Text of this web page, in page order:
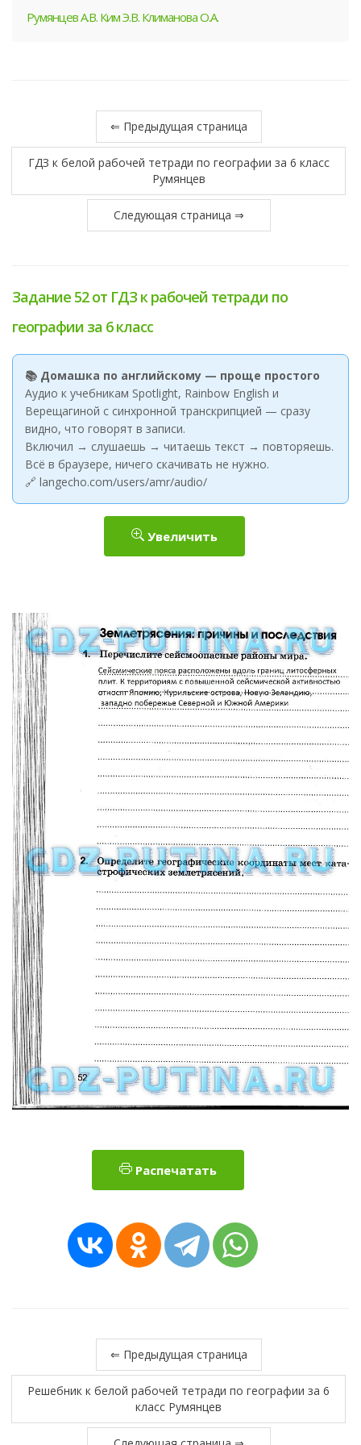
Румянцев А.В. Ким Э.В. Климанова О.А.
⇐ Предыдущая страница
ГДЗ к белой рабочей тетради по географии за 6 класс
Румянцев
Следующая страница ⇒
Задание 52 от ГДЗ к рабочей тетради по
географии за 6 класс
📚 Домашка по английскому — проще простого
Аудио к учебникам Spotlight, Rainbow English и
Верещагиной с синхронной транскрипцией — сразу
видно, что говорят в записи.
Включил → слушаешь → читаешь текст → повторяешь.
Всё в браузере, ничего скачивать не нужно.
🔗 langecho.com/users/amr/audio/
Увеличить
Распечатать
⇐ Предыдущая страница
Решебник к белой рабочей тетради по географии за 6
класс Румянцев